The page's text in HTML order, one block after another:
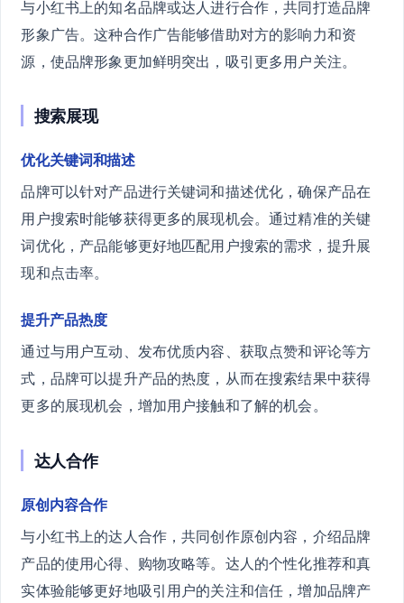
与小红书上的知名品牌或达人进行合作，共同打造品牌
形象广告。这种合作广告能够借助对方的影响力和资
源，使品牌形象更加鲜明突出，吸引更多用户关注。
搜索展现
优化关键词和描述
品牌可以针对产品进行关键词和描述优化，确保产品在
用户搜索时能够获得更多的展现机会。通过精准的关键
词优化，产品能够更好地匹配用户搜索的需求，提升展
现和点击率。
提升产品热度
通过与用户互动、发布优质内容、获取点赞和评论等方
式，品牌可以提升产品的热度，从而在搜索结果中获得
更多的展现机会，增加用户接触和了解的机会。
达人合作
原创内容合作
与小红书上的达人合作，共同创作原创内容，介绍品牌
产品的使用心得、购物攻略等。达人的个性化推荐和真
实体验能够更好地吸引用户的关注和信任，增加品牌产